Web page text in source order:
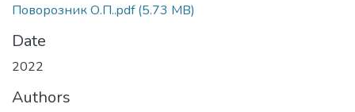
Поворозник О.П..pdf(5.73 MB)
Date
2022
Authors